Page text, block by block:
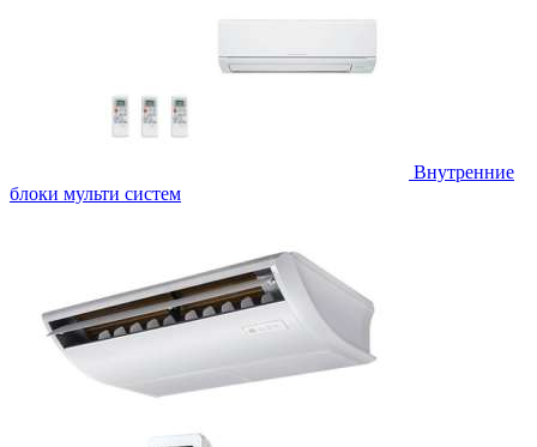
Внутренние
блоки мульти систем